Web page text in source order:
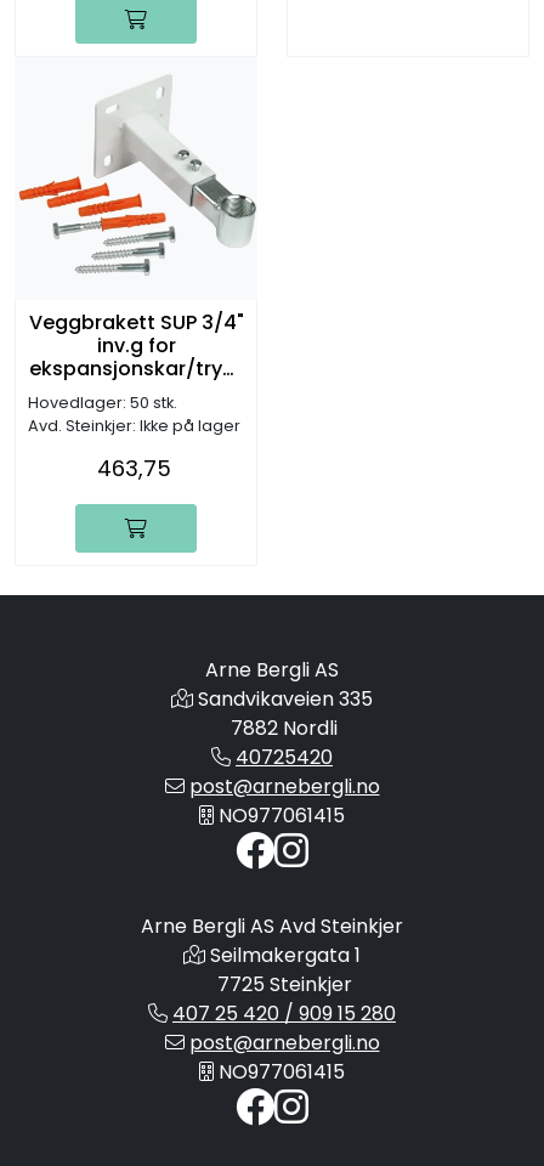
Veggbrakett SUP 3/4"
inv.g for
ekspansjonskar/trykk
tank
Hovedlager: 50 stk.
Avd. Steinkjer: Ikke på lager
463,75
Arne Bergli AS
Sandvikaveien 335
7882 Nordli
40725420
post@arnebergli.no
NO977061415
Arne Bergli AS Avd Steinkjer
Seilmakergata 1
7725 Steinkjer
407 25 420 / 909 15 280
post@arnebergli.no
NO977061415